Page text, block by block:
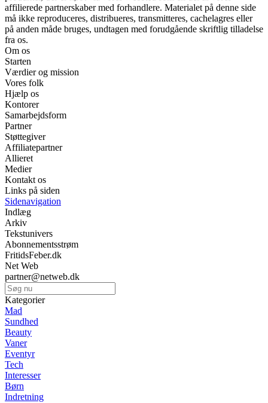
affilierede partnerskaber med forhandlere. Materialet på denne side
må ikke reproduceres, distribueres, transmitteres, cachelagres eller
på anden måde bruges, undtagen med forudgående skriftlig tilladelse
fra os.
Om os
Starten
Værdier og mission
Vores folk
Hjælp os
Kontorer
Samarbejdsform
Partner
Støttegiver
Affiliatepartner
Allieret
Medier
Kontakt os
Links på siden
Sidenavigation
Indlæg
Arkiv
Tekstunivers
Abonnementsstrøm
FritidsFeber.dk
Net Web
partner@netweb.dk
Kategorier
Mad
Sundhed
Beauty
Vaner
Eventyr
Tech
Interesser
Børn
Indretning